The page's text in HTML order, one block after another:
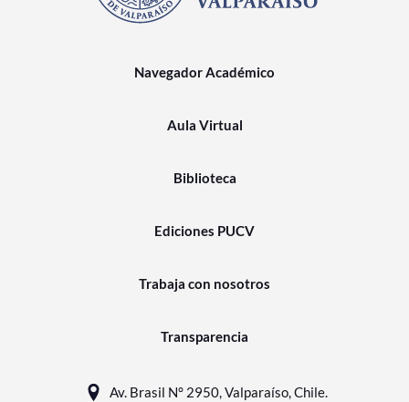
Navegador Académico
Aula Virtual
Biblioteca
Ediciones PUCV
Trabaja con nosotros
Transparencia
Av. Brasil N° 2950, Valparaíso, Chile.